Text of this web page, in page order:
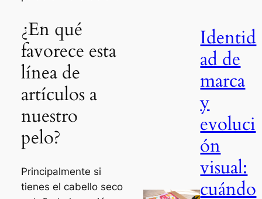
¿En qué
favorece esta
línea de
artículos a
nuestro
pelo?
Principalmente si
tienes el cabello seco
Identid
ad de
marca
y
evoluci
ón
visual:
cuándo